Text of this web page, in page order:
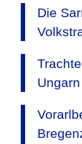
Die